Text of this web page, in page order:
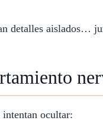
detalles aislados…
intentan ocultar: